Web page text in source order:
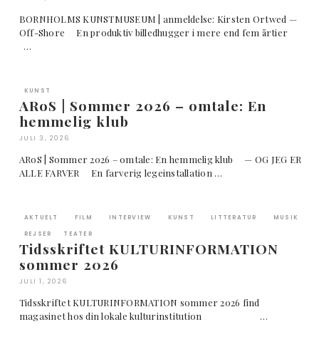
BORNHOLMS KUNSTMUSEUM | anmeldelse: Kirsten Ortwed —
Off-Shore En produktiv billedhugger i mere end fem årtier
…
KUNST
ARoS | Sommer 2026 – omtale: En
hemmelig klub
JULI 3, 2026
ARoS | Sommer 2026 – omtale: En hemmelig klub — OG JEG ER
ALLE FARVER En farverig legeinstallation …
AKTUELT FILM INTERVIEW KUNST LITTERATUR MUSIK
REJSER TEATER
Tidsskriftet KULTURINFORMATION
sommer 2026
JULI 1, 2026
Tidsskriftet KULTURINFORMATION sommer 2026 find
magasinet hos din lokale kulturinstitution …